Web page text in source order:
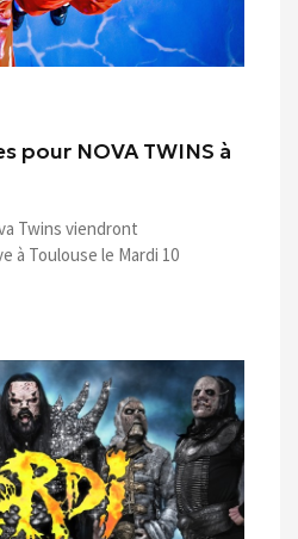
pour NOVA TWINS à
Twins viendront
à Toulouse le Mardi 10